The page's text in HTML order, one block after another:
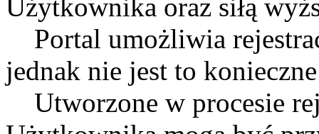
Użytkownika oraz siłą
Portal umożliwia
jednak nie jest to
Utworzone w procesie